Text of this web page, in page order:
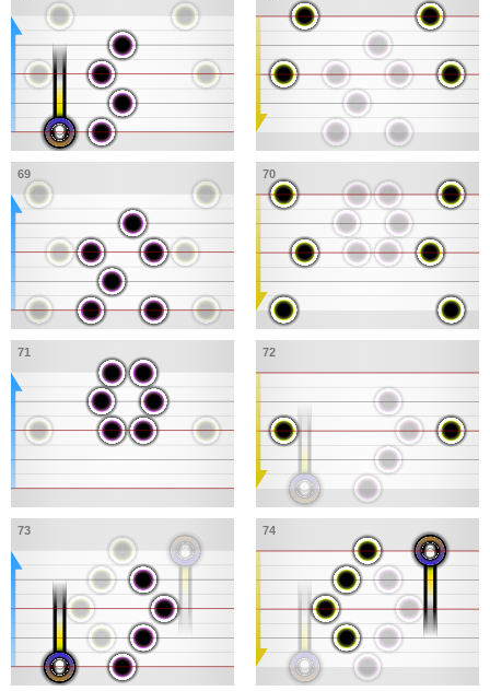
69 70
71 72
73 74